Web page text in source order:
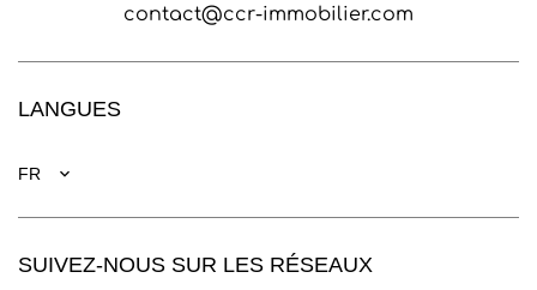
contact@ccr-immobilier.com
LANGUES
FR
SUIVEZ-NOUS SUR LES RÉSEAUX